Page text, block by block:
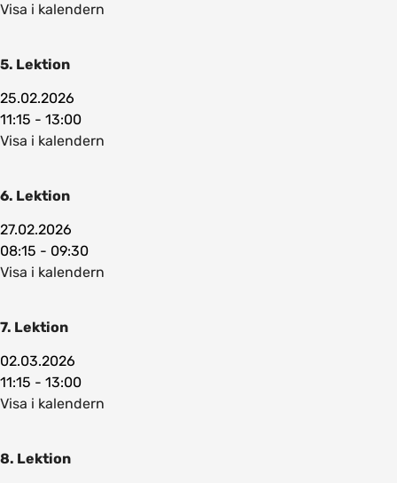
Visa i kalendern
5. Lektion
25.02.2026
11:15 - 13:00
Visa i kalendern
6. Lektion
27.02.2026
08:15 - 09:30
Visa i kalendern
7. Lektion
02.03.2026
11:15 - 13:00
Visa i kalendern
8. Lektion